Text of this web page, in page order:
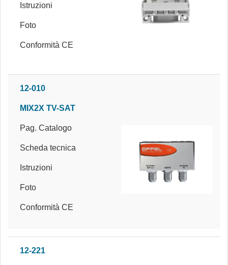
Istruzioni
Foto
Conformità CE
12-010
MIX2X TV-SAT
Pag. Catalogo
Scheda tecnica
Istruzioni
Foto
Conformità CE
12-221